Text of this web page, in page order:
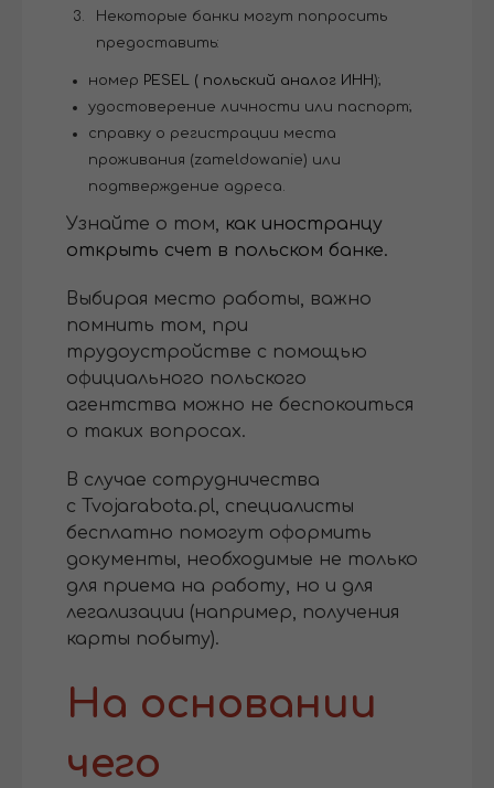
Некоторые банки могут попросить
предоставить:
номер PESEL ( польский аналог ИНН);
удостоверение личности или паспорт;
справку о регистрации места
проживания (zameldowanie) или
подтверждение адреса.
Узнайте о том,
как иностранцу
открыть счет в польском банке.
Выбирая место работы, важно
помнить том, при
трудоустройстве с помощью
официального польского
агентства можно не беспокоиться
о таких вопросах.
В случае сотрудничества
с Tvojarabota.pl, специалисты
бесплатно помогут оформить
документы, необходимые не только
для приема на работу, но и для
легализации (например, получения
карты побыту).
На основании
чего